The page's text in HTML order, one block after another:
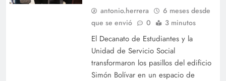
antonio.herrera
6 meses desde
que se envió
0 3 minutos
El Decanato de Estudiantes y la
Unidad de Servicio Social
transformaron los pasillos del edificio
Simón Bolívar en un espacio de